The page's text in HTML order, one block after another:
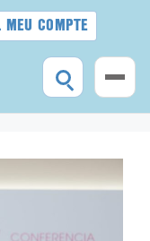
MEU COMPTE